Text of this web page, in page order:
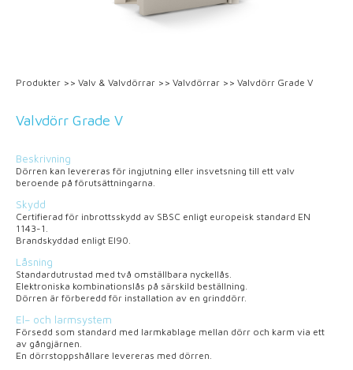
Produkter >> Valv & Valvdörrar >> Valvdörrar >> Valvdörr Grade V
Valvdörr Grade V
Beskrivning
Dörren kan levereras för ingjutning eller insvetsning till ett valv
beroende på förutsättningarna.
Skydd
Certifierad för inbrottsskydd av SBSC enligt europeisk standard EN
1143-1.
Brandskyddad enligt El90.
Låsning
Standardutrustad med två omställbara nyckellås.
Elektroniska kombinationslås på särskild beställning.
Dörren är förberedd för installation av en grinddörr.
El– och larmsystem
Försedd som standard med larmkablage mellan dörr och karm via ett
av gångjärnen.
En dörrstoppshållare levereras med dörren.